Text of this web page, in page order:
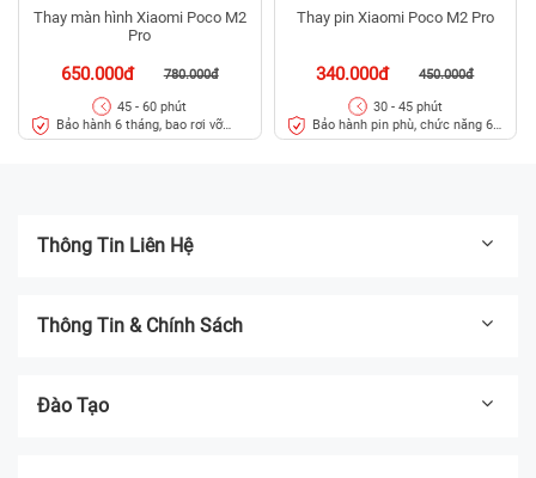
Thay màn hình Xiaomi Poco M2
Pro
650.000đ 780.000đ
45 - 60 phút
Bảo hành 6 tháng, bao rơi vỡ
kính
Thay pin Xiaomi Poco M2 Pro
340.000đ 450.000đ
30 - 45 phút
Bảo hành pin phù, chức năng 6
tháng
Thông Tin Liên Hệ
Thông Tin & Chính Sách
Đào Tạo